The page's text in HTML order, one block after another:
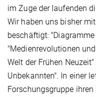
im Zuge der laufenden
Wir haben uns bisher
beschäftigt:
"Medienrevolutionen
Welt der Frühen
Unbekannten". In einer
Forschungsgruppe